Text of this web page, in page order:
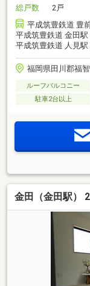
総戸数
2戸
平成筑豊鉄道 豊
平成筑豊鉄道 金田駅
平成筑豊鉄道 人見駅
福岡県田川郡福
ルーフバルコニー
駐車2台以上
金田（金田駅）